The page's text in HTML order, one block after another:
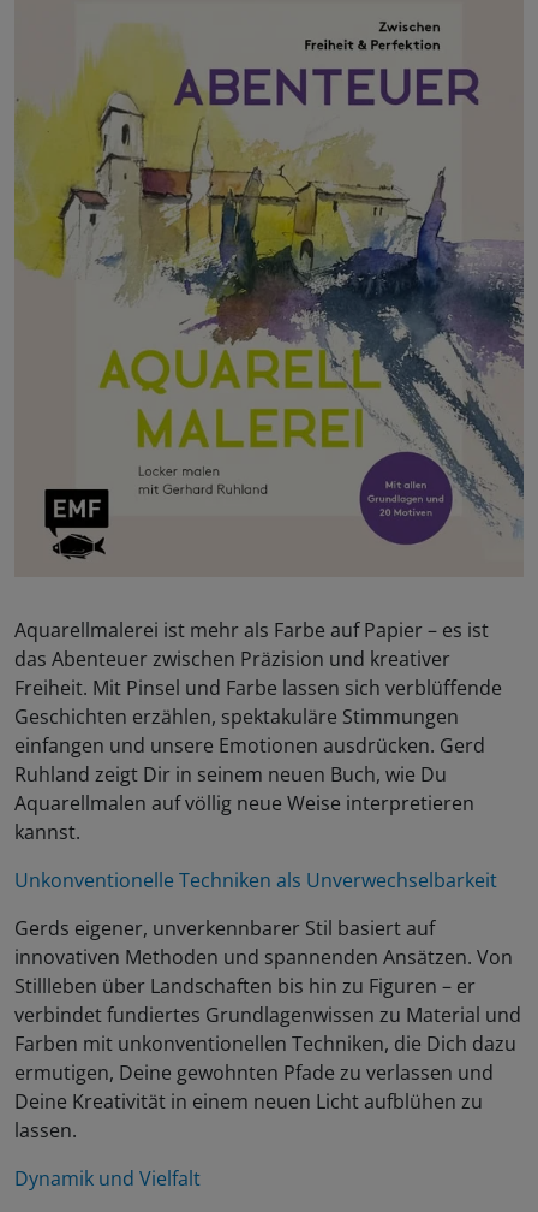
Aquarellmalerei ist mehr als Farbe auf Papier – es ist
das Abenteuer zwischen Präzision und kreativer
Freiheit. Mit Pinsel und Farbe lassen sich verblüffende
Geschichten erzählen, spektakuläre Stimmungen
einfangen und unsere Emotionen ausdrücken. Gerd
Ruhland zeigt Dir in seinem neuen Buch, wie Du
Aquarellmalen auf völlig neue Weise interpretieren
kannst.
Unkonventionelle Techniken als Unverwechselbarkeit
Gerds eigener, unverkennbarer Stil basiert auf
innovativen Methoden und spannenden Ansätzen. Von
Stillleben über Landschaften bis hin zu Figuren – er
verbindet fundiertes Grundlagenwissen zu Material und
Farben mit unkonventionellen Techniken, die Dich dazu
ermutigen, Deine gewohnten Pfade zu verlassen und
Deine Kreativität in einem neuen Licht aufblühen zu
lassen.
Dynamik und Vielfalt